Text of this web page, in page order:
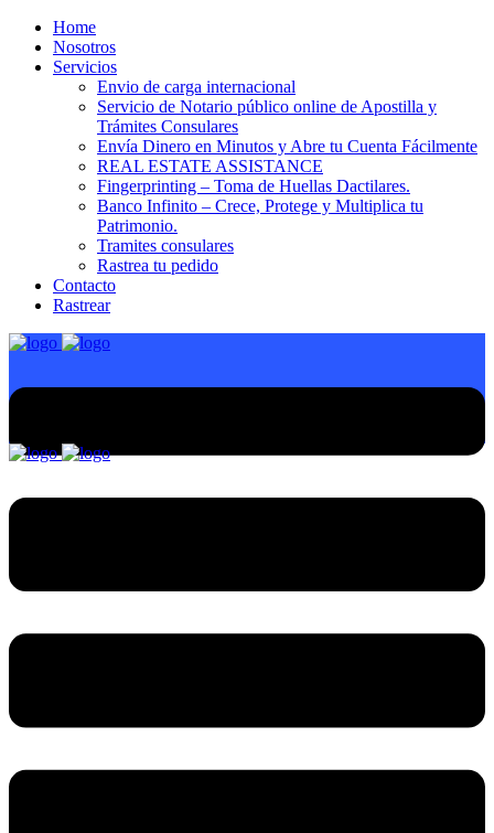
Home
Nosotros
Servicios
Envio de carga internacional
Servicio de Notario público online de Apostilla y
Trámites Consulares
Envía Dinero en Minutos y Abre tu Cuenta Fácilmente
REAL ESTATE ASSISTANCE
Fingerprinting – Toma de Huellas Dactilares.
Banco Infinito – Crece, Protege y Multiplica tu
Patrimonio.
Tramites consulares
Rastrea tu pedido
Contacto
Rastrear